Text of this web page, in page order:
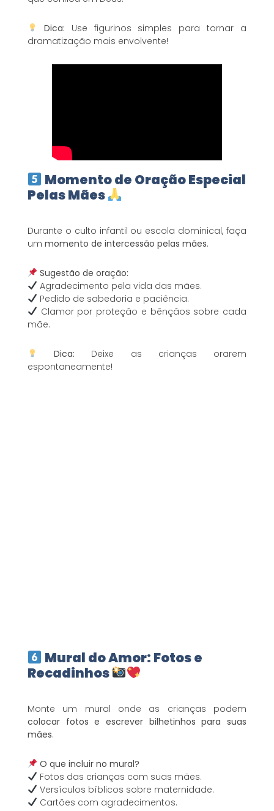
Dica: Use figurinos simples para tornar a
dramatização mais envolvente!
Momento de Oração Especial
Pelas Mães
Durante o culto infantil ou escola dominical, faça
um momento de intercessão pelas mães.
Sugestão de oração:
Agradecimento pela vida das mães.
Pedido de sabedoria e paciência.
Clamor por proteção e bênçãos sobre cada
mãe.
Dica: Deixe as crianças orarem
espontaneamente!
Mural do Amor: Fotos e
Recadinhos
Monte um mural onde as crianças podem
colocar fotos e escrever bilhetinhos para suas
mães.
O que incluir no mural?
Fotos das crianças com suas mães.
Versículos bíblicos sobre maternidade.
Cartões com agradecimentos.